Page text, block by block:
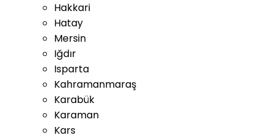
Hakkari
Hatay
Mersin
Iğdır
Isparta
Kahramanmaraş
Karabük
Karaman
Kars